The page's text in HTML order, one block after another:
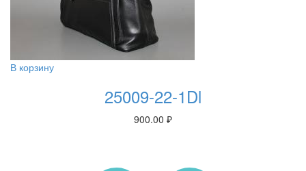
В корзину
25009-22-1Dl
900.00 ₽